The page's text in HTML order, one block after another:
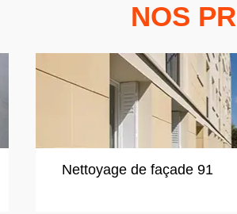
NOS
Nettoyage de façade 91